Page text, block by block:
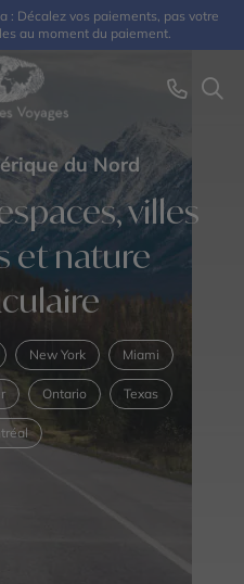
: Décalez vos paiements, pas votre
au moment du paiement.
du Nord
villes
et nature
New York Miami
Ontario Texas